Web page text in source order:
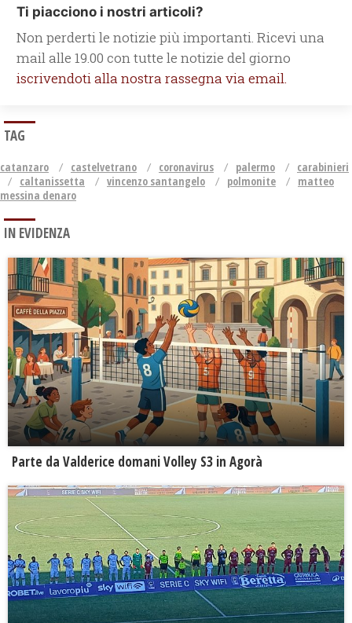
Ti piacciono i nostri articoli?
Non perderti le notizie più importanti. Ricevi una
mail alle 19.00 con tutte le notizie del giorno
iscrivendoti alla nostra rassegna via email.
TAG
catanzaro castelvetrano coronavirus palermo
carabinieri
caltanissetta
vincenzo santangelo polmonite
matteo
messina denaro
IN EVIDENZA
Parte da Valderice domani Volley S3 in Agorà